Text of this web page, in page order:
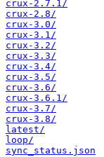
crux-2.7.1/
crux-2.8/
crux-3.0/
crux-3.1/
crux-3.2/
crux-3.3/
crux-3.4/
crux-3.5/
crux-3.6/
crux-3.6.1/
crux-3.7/
crux-3.8/
latest/
loop/
sync_status.json